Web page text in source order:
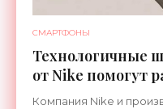
СМАРТФОНЫ
Технологичные
от Nike помогут
ноги после
Компания Nike и